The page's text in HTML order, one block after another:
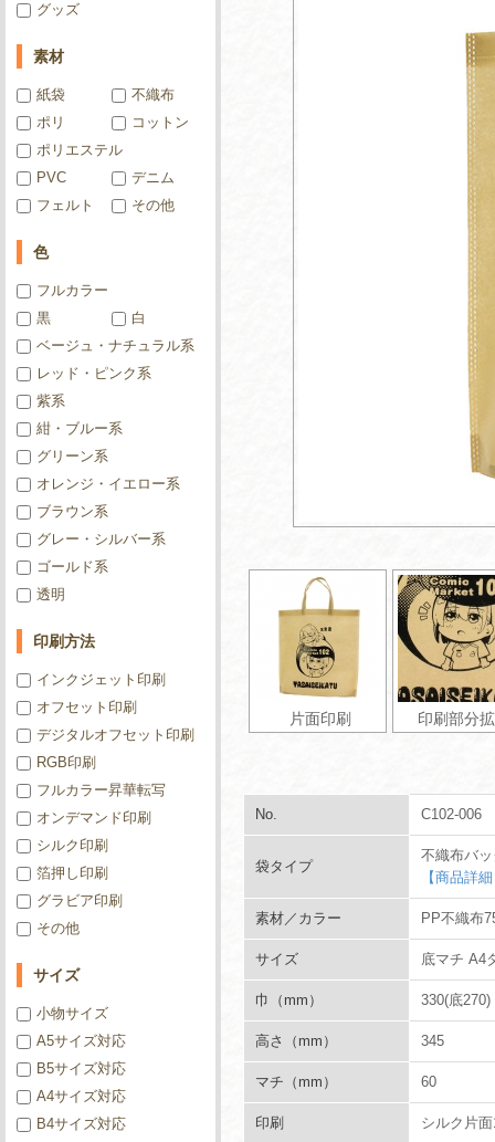
片面印刷 印刷部分
No. C102-006
袋タイプ
不織布バ
【商品詳
素材／カラー PP不織布
サイズ 底マチ A4
巾（mm） 330(底270)
高さ（mm） 345
マチ（mm） 60
印刷 シルク片
グッズ
素材
紙袋
不織布
ポリ
コットン
ポリエステル
PVC
デニム
フェルト
その他
色
フルカラー
黒
白
ベージュ・ナチュラル系
レッド・ピンク系
紫系
紺・ブルー系
グリーン系
オレンジ・イエロー系
ブラウン系
グレー・シルバー系
ゴールド系
透明
印刷方法
インクジェット印刷
オフセット印刷
デジタルオフセット印刷
RGB印刷
フルカラー昇華転写
オンデマンド印刷
シルク印刷
箔押し印刷
グラビア印刷
その他
サイズ
小物サイズ
A5サイズ対応
B5サイズ対応
A4サイズ対応
B4サイズ対応